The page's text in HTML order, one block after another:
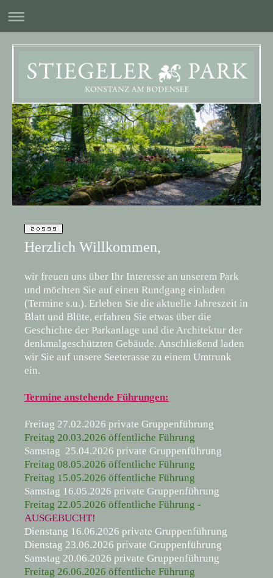
Herzlich Willkommen,
wir freuen uns über Ihr Interesse an unserem Park
und möchten Sie auf einen Rundgang einladen
(Termine s.u.). Erleben Sie die aktuelle Jahreszeit in
Blatt und Blüte, erfahren Sie etwas über die
Geschichte der Parkanlage und die Architektur der
denkmalgeschützten Gebäude. Anschließend laden
wir Sie auf unsere Seeterasse zu einem Umtrunk
ein.
Termine anstehende Führungen:
Freitag 27.02.2026 private Gruppenführung
Freitag 20.03.2026 öffentliche Führung
Samstag 25.04.2026 private Gruppenführung
Freitag 08.05.2026 öffentliche Führung
Freitag 15.05.2026 öffentliche Führung
Samstag 16.05.2026 private Gruppenführung
Freitag 22.05.2026 öffentliche Führung -
AUSGEBUCHT!
Dienstang 16.06.2026 private Gruppenführung
Dienstag 23.06.2026 private Gruppenführung
Samstag 20.06.2026 private Gruppenführung
Freitag 26.06.2026 öffentliche Führung